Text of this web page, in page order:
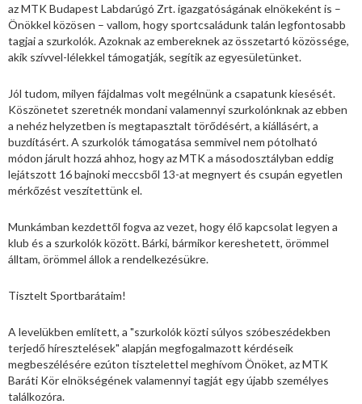
az MTK Budapest Labdarúgó Zrt. igazgatóságának elnökeként is –
Önökkel közösen – vallom, hogy sportcsaládunk talán legfontosabb
tagjai a szurkolók. Azoknak az embereknek az összetartó közössége,
akik szívvel-lélekkel támogatják, segítik az egyesületünket.
Jól tudom, milyen fájdalmas volt megélnünk a csapatunk kiesését.
Köszönetet szeretnék mondani valamennyi szurkolónknak az ebben
a nehéz helyzetben is megtapasztalt törődésért, a kiállásért, a
buzdításért. A szurkolók támogatása semmivel nem pótolható
módon járult hozzá ahhoz, hogy az MTK a másodosztályban eddig
lejátszott 16 bajnoki meccsből 13-at megnyert és csupán egyetlen
mérkőzést veszítettünk el.
Munkámban kezdettől fogva az vezet, hogy élő kapcsolat legyen a
klub és a szurkolók között. Bárki, bármikor kereshetett, örömmel
álltam, örömmel állok a rendelkezésükre.
Tisztelt Sportbarátaim!
A levelükben említett, a "szurkolók közti súlyos szóbeszédekben
terjedő híresztelések" alapján megfogalmazott kérdéseik
megbeszélésére ezúton tisztelettel meghívom Önöket, az MTK
Baráti Kör elnökségének valamennyi tagját egy újabb személyes
találkozóra.